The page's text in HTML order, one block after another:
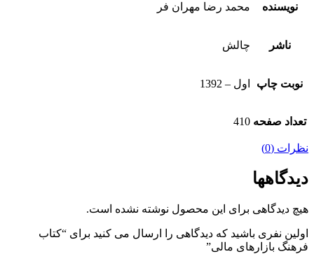
نویسنده محمد رضا مهران فر
ناشر چالش
نوبت چاپ اول – 1392
تعداد صفحه 410
نظرات (0)
دیدگاهها
هیچ دیدگاهی برای این محصول نوشته نشده است.
اولین نفری باشید که دیدگاهی را ارسال می کنید برای “کتاب
فرهنگ بازارهای مالی”